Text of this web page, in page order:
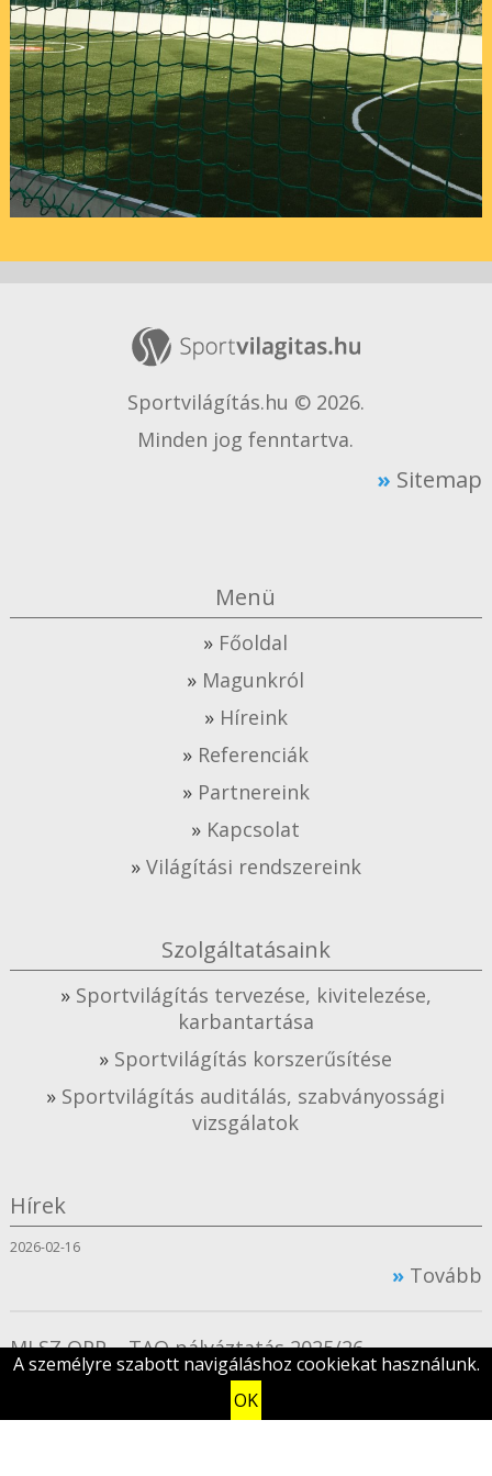
Sportvilágítás.hu © 2026.
Minden jog fenntartva.
Sitemap
Menü
Főoldal
Magunkról
Híreink
Referenciák
Partnereink
Kapcsolat
Világítási rendszereink
Szolgáltatásaink
Sportvilágítás tervezése, kivitelezése,
karbantartása
Sportvilágítás korszerűsítése
Sportvilágítás auditálás, szabványossági
vizsgálatok
Hírek
2026-02-16
Tovább
MLSZ OPP – TAO pályáztatás 2025/26
2025-02-10
A személyre szabott navigáláshoz cookiekat használunk.
OK